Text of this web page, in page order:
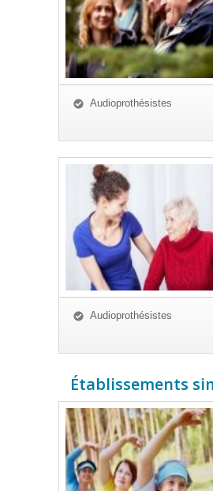
Audioprothésistes
Audioprothésistes
Établissements